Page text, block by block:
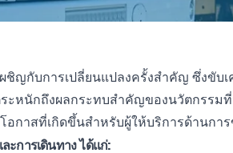
ชิญกับการเปลี่ยนแปลงครั้งสำคัญ ซึ่งขับ
ะหนักถึงผลกระทบสำคัญของนวัตกรรม
กาสที่เกิดขึ้นสำหรับผู้ให้บริการด้านกา
ะการเดินทาง ได้แก่: